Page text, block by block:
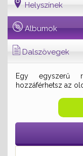
Helyszínek
Albumok
Dalszövegek
Egy egyszerű
hozzáférhetsz az